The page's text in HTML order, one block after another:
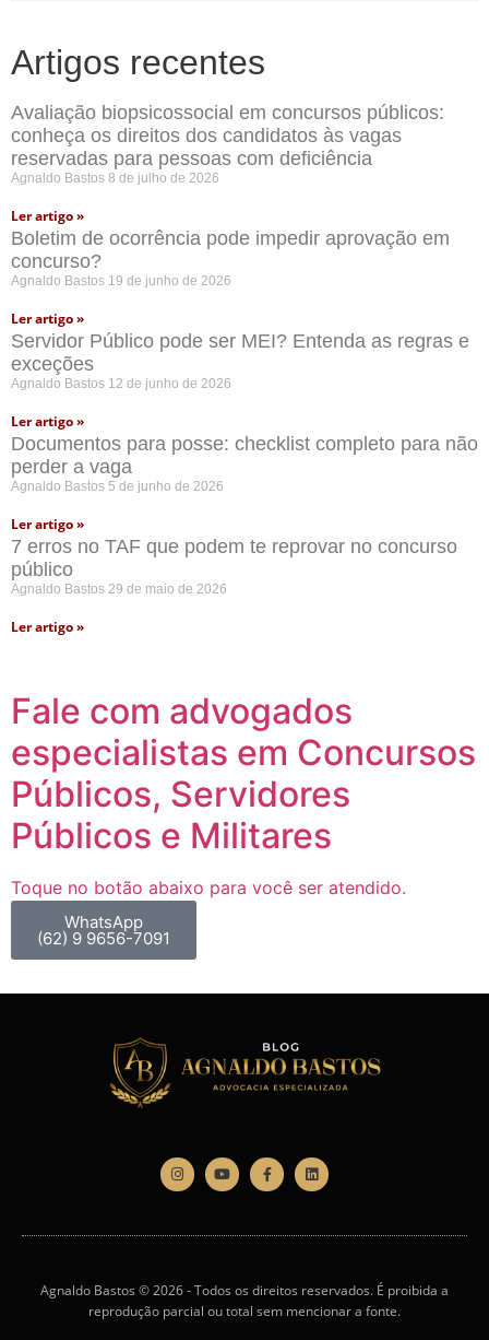
Artigos recentes
Avaliação biopsicossocial em concursos públicos:
conheça os direitos dos candidatos às vagas
reservadas para pessoas com deficiência
Agnaldo Bastos 8 de julho de 2026
Ler artigo »
Boletim de ocorrência pode impedir aprovação em
concurso?
Agnaldo Bastos 19 de junho de 2026
Ler artigo »
Servidor Público pode ser MEI? Entenda as regras e
exceções
Agnaldo Bastos 12 de junho de 2026
Ler artigo »
Documentos para posse: checklist completo para não
perder a vaga
Agnaldo Bastos 5 de junho de 2026
Ler artigo »
7 erros no TAF que podem te reprovar no concurso
público
Agnaldo Bastos 29 de maio de 2026
Ler artigo »
Fale com advogados
especialistas em Concursos
Públicos, Servidores
Públicos e Militares
Toque no botão abaixo para você ser atendido.
WhatsApp
(62) 9 9656-7091
Agnaldo Bastos © 2026 - Todos os direitos reservados. É proibida a
reprodução parcial ou total sem mencionar a fonte.